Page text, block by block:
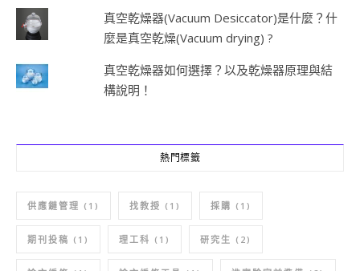
真空乾燥器(Vacuum Desiccator)是什麼？什
麼是真空乾燥(Vacuum drying) ?
真空乾燥器如何選擇？以及乾燥器原理與結
構說明！
熱門標籤
供應鏈管理 (1) 找教授 (1) 採購 (1)
期刊投稿 (1) 理工科 (1) 研究生 (2)